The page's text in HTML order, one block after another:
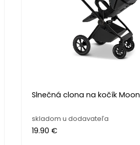
Slnečná clona na kočík Moon
skladom u dodavateľa
19.90 €